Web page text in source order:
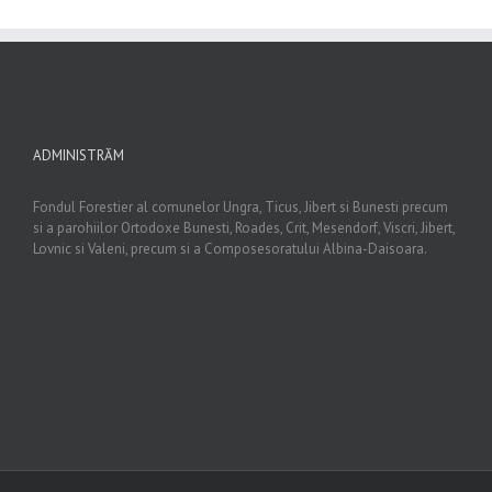
ADMINISTRĂM
Fondul Forestier al comunelor Ungra, Ticus, Jibert si Bunesti precum
si a parohiilor Ortodoxe Bunesti, Roades, Crit, Mesendorf, Viscri, Jibert,
Lovnic si Valeni, precum si a Composesoratului Albina-Daisoara.